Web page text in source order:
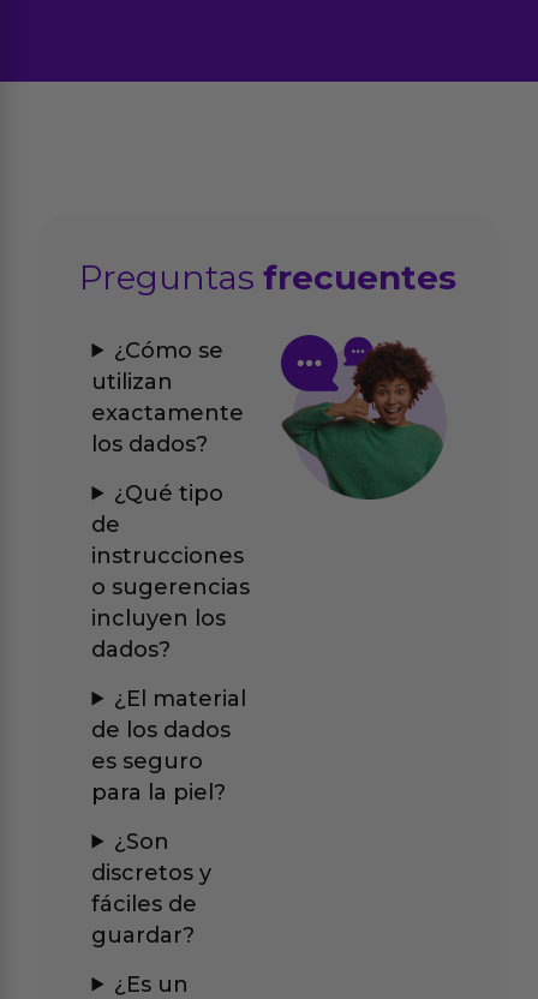
Preguntasfrecuentes
¿Cómo se
utilizan
exactamente
los dados?
¿Qué tipo
de
instrucciones
o sugerencias
incluyen los
dados?
¿El material
de los dados
es seguro
para la piel?
¿Son
discretos y
fáciles de
guardar?
¿Es un